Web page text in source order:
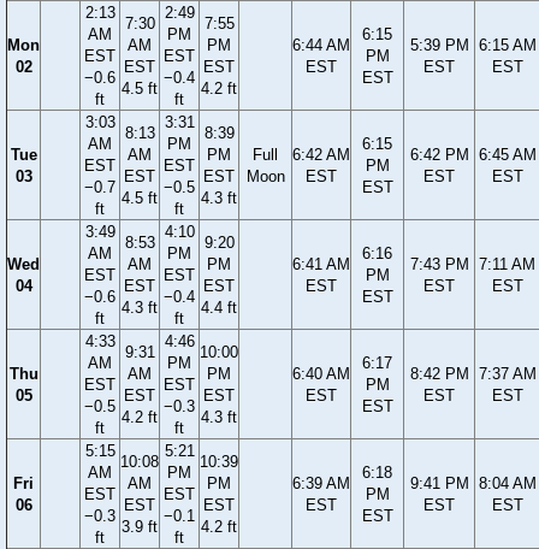
Mon
02
2:13
AM
EST
−0.6
ft
7:30
AM
EST
4.5 ft
2:49
PM
EST
−0.4
ft
7:55
PM
EST
4.2 ft
6:44 AM
EST
6:15
PM
EST
5:39 PM
EST
6:15 AM
EST
Tue
03
3:03
AM
EST
−0.7
ft
8:13
AM
EST
4.5 ft
3:31
PM
EST
−0.5
ft
8:39
PM
EST
4.3 ft
Full
Moon
6:42 AM
EST
6:15
PM
EST
6:42 PM
EST
6:45 AM
EST
Wed
04
3:49
AM
EST
−0.6
ft
8:53
AM
EST
4.3 ft
4:10
PM
EST
−0.4
ft
9:20
PM
EST
4.4 ft
6:41 AM
EST
6:16
PM
EST
7:43 PM
EST
7:11 AM
EST
Thu
05
4:33
AM
EST
−0.5
ft
9:31
AM
EST
4.2 ft
4:46
PM
EST
−0.3
ft
10:00
PM
EST
4.3 ft
6:40 AM
EST
6:17
PM
EST
8:42 PM
EST
7:37 AM
EST
Fri
06
5:15
AM
EST
−0.3
ft
10:08
AM
EST
3.9 ft
5:21
PM
EST
−0.1
ft
10:39
PM
EST
4.2 ft
6:39 AM
EST
6:18
PM
EST
9:41 PM
EST
8:04 AM
EST